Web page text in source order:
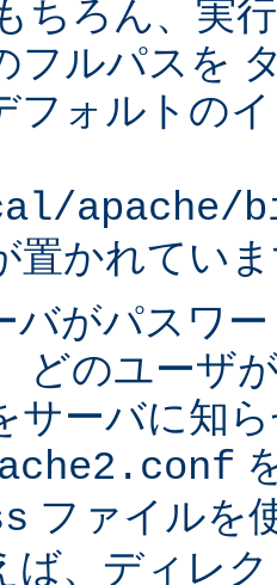
ちろん、実
フルパスを
フォルトの
apache/
置かれてい
バがパスワ
どのユーザ
サーバに知
ファイルを
ば、ディレ